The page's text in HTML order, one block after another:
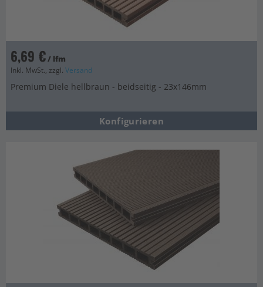
6,69 €/ lfm
Inkl. MwSt., zzgl. Versand
Premium Diele hellbraun - beidseitig - 23x146mm
Konfigurieren